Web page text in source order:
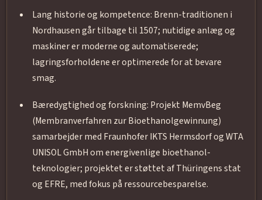
Lang historie og kompetence: Brenn-traditionen i
Nordhausen går tilbage til 1507; nutidige anlæg og
maskiner er moderne og automatiserede;
lagringsforholdene er optimerede for at bevare
smag.
Bæredygtighed og forskning: Projekt MemvBeg
(Membranverfahren zur Bioethanolgewinnung)
samarbejder med Fraunhofer IKTS Hermsdorf og WTA
UNISOL GmbH om energivenlige bioethanol-
teknologier; projektet er støttet af Thüringens stat
og EFRE, med fokus på ressourcebesparelse.